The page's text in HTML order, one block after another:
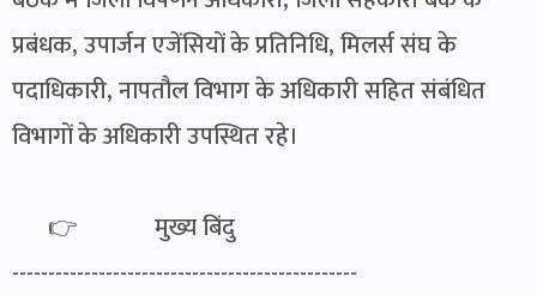
प्रबंधक, उपार्जन एजेंसियों के प्रतिनिधि, मिलर्स संघ के
पदाधिकारी, नापतौल विभाग के अधिकारी सहित संबंधित
विभागों के अधिकारी उपस्थित रहे।
👉 मुख्य बिंदु
------------------------------------------------